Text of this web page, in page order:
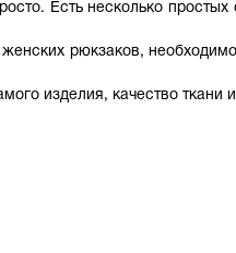
Есть несколько простых
рюкзаков,
изделия, качество ткани